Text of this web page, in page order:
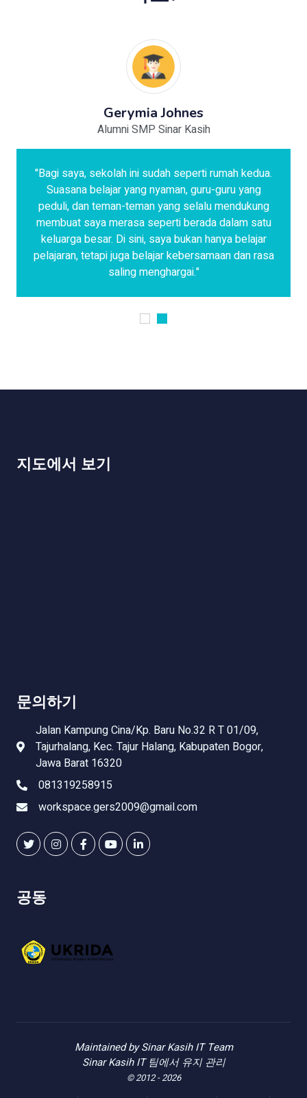
Gerymia Johnes
Alumni SMP Sinar Kasih
"Bagi saya, sekolah ini sudah seperti rumah kedua.
Suasana belajar yang nyaman, guru-guru yang
peduli, dan teman-teman yang selalu mendukung
membuat saya merasa seperti berada dalam satu
keluarga besar. Di sini, saya bukan hanya belajar
pelajaran, tetapi juga belajar kebersamaan dan rasa
saling menghargai."
지도에서 보기
문의하기
Jalan Kampung Cina/Kp. Baru No.32 R T 01/09,
Tajurhalang, Kec. Tajur Halang, Kabupaten Bogor,
Jawa Barat 16320
081319258915
workspace.gers2009@gmail.com
공동
Maintained by Sinar Kasih IT Team
Sinar Kasih IT 팀에서 유지 관리
© 2012 - 2026